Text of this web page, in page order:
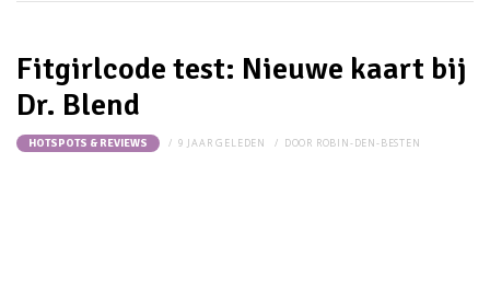
Fitgirlcode test: Nieuwe kaart bij
Dr. Blend
HOTSPOTS & REVIEWS 9 JAAR GELEDEN DOOR ROBIN-DEN-BESTEN